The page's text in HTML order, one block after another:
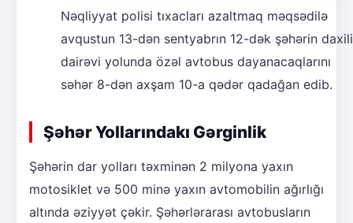
Nəqliyyat polisi tıxacları azaltmaq məqsədilə
avqustun 13-dən sentyabrın 12-dək şəhərin daxili
dairəvi yolunda özəl avtobus dayanacaqlarını
səhər 8-dən axşam 10-a qədər qadağan edib.
Şəhər Yollarındakı Gərginlik
Şəhərin dar yolları təxminən 2 milyona yaxın
motosiklet və 500 minə yaxın avtomobilin ağırlığı
altında əziyyət çəkir. Şəhərlərarası avtobusların